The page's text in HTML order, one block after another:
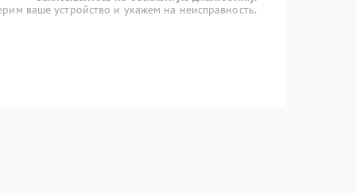
ваше устройство и укажем на неисправность.